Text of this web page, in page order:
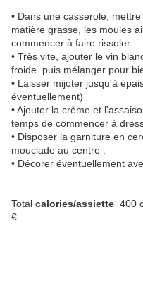
• Dans une casserole,
matière grasse, les moules
commencer à faire rissoler.
• Très vite, ajouter le vin
froide puis mélanger pour
• Laisser mijoter jusqu'à
éventuellement)
• Ajouter la crème et
temps de commencer à
• Disposer la garniture en
mouclade au centre .
• Décorer éventuellement
Total calories/assiette 400
€